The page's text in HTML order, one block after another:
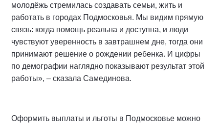
молодёжь стремилась создавать семьи, жить и
работать в городах Подмосковья. Мы видим прямую
связь: когда помощь реальна и доступна, и люди
чувствуют уверенность в завтрашнем дне, тогда они
принимают решение о рождении ребенка. И цифры
по демографии наглядно показывают результат этой
работы», – сказала Самединова.
Оформить выплаты и льготы в Подмосковье можно